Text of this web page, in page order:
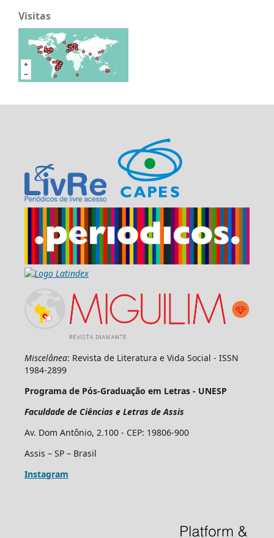
Visitas
Miscelânea: Revista de Literatura e Vida Social - ISSN
1984-2899
Programa de Pós-Graduação em Letras - UNESP
Faculdade de Ciências e Letras de Assis
Av. Dom Antônio, 2.100 - CEP: 19806-900
Assis – SP – Brasil
Instagram